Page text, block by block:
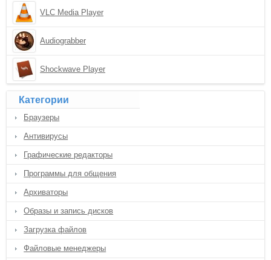
VLC Media Player
Audiograbber
Shockwave Player
Категории
Браузеры
Антивирусы
Графические редакторы
Программы для общения
Архиваторы
Образы и запись дисков
Загрузка файлов
Файловые менеджеры